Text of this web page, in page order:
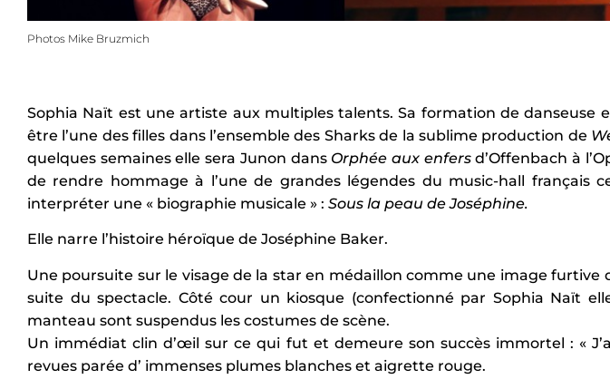
Photos Mike Bruzmich
Sophia Naït est une artiste aux multiples talents. Sa formation de danseuse
être l’une des filles dans l’ensemble des Sharks de la sublime production de
quelques semaines elle sera Junon dans Orphée aux enfersd’Offenbach à
de rendre hommage à l’une de grandes légendes du music-hall français
interpréter une « biographie musicale » : Sous la peau de Joséphine.
Elle narre l’histoire héroïque de Joséphine Baker.
Une poursuite sur le visage de la star en médaillon comme une image
suite du spectacle. Côté cour un kiosque (confectionné par Sophia Naït
manteau sont suspendus les costumes de scène.
Un immédiat clin d’œil sur ce qui fut et demeure son succès immortel : «
revues parée d’ immenses plumes blanches et aigrette rouge.